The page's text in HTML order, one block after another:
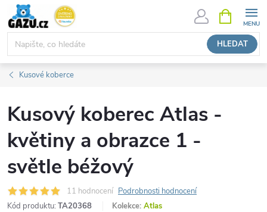
Přejít
obsah
HLEDAT
NÁKUPNÍ
KOŠÍK
Kusové koberce
Kusový koberec Atlas -
květiny a obrazce 1 -
světle béžový
11 hodnocení Podrobnosti hodnocení
Kód produktu: TA20368 Kolekce: Atlas